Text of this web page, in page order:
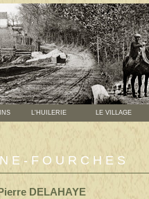
L'HUILERIE LE VILLAGE
FOURCHES
DELAHAYE